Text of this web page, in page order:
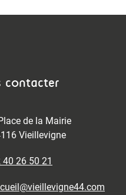
contacter
de la Mairie
Vieillevigne
40 26 50 21